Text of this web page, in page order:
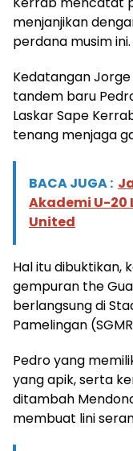
menjanjikan
perdana musim ini.
Kedatangan
tandem baru
Laskar Sape
tenang menjaga
BACA JUGA :
Akademi U-20
United
Hal itu dibuktikan,
gempuran the
berlangsung di
Pamelingan
Pedro yang
yang apik, serta
ditambah
membuat lini